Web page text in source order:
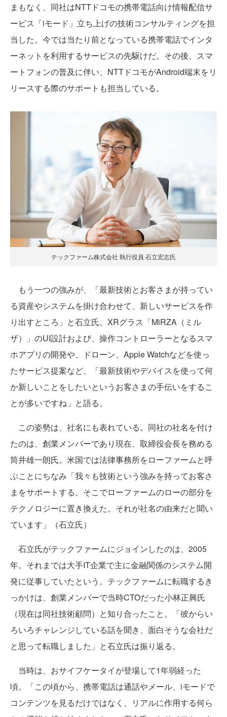
まもなく、同社はNTTドコモの携帯電話向け情報配信サ
ービス「iモード」立ち上げの技術コンサルティングを担
当した。今では当たり前となっている携帯電話でインタ
ーネットを利用するサービスの先駆けだ。その後、スマ
ートフォンの普及に伴い、NTTドコモがAndroid端末をリ
リースする際のサポートも担当している。
テックファーム株式会社 執行役員 石立宏志氏
もう一つの強みが、「最新技術とお客さまが持ってい
る資産やシステムを掛け合わせて、新しいサービスを作
り出すところ」と石立氏。XRグラス「MiRZA（ミル
ザ）」のUI設計および、操作コントローラーとなるスマ
ホアプリの開発や、ドローン、Apple Watchなどを使っ
たサービス提案など、「最新技術やデバイスを使って何
か新しいことをしたいというお客さまの手伝いをするこ
とが多いですね」と語る。
この姿勢は、社名にも表れている。同社の社名を付け
たのは、創業メンバーであり現在、取締役会長を務める
筒井雄一朗氏。米国では法律事務所をローファームと呼
ぶことにちなみ「我々も技術という強みを持ってお客さ
まをサポートする。そこでローファームのローの部分を
テクノロジーに置き換えた。それが社名の由来だと聞い
ています」（石立氏）
石立氏がテックファームにジョインしたのは、2005
年。それまでは大手IT企業で主に金融関係のシステム開
発に従事していたという。テックファームに転職するき
っかけは、創業メンバーで当時CTOだった小林正興氏
（現在は同社技術顧問）と知り合ったこと。「彼からい
ろいろチャレンジしている話を聞き、面白そうな会社だ
と思って転職しました」と石立氏は振り返る。
当時は、おサイフケータイが登場して1年弱経った
頃。「この頃から、携帯電話は通話やメール、iモードで
コンテンツを見るだけではなく、リアルに作用する何ら